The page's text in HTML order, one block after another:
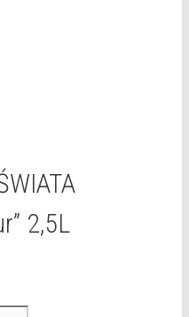
2,5L